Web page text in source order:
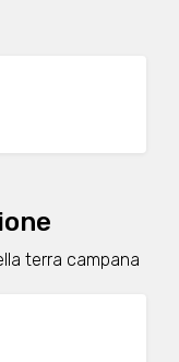
terra campana